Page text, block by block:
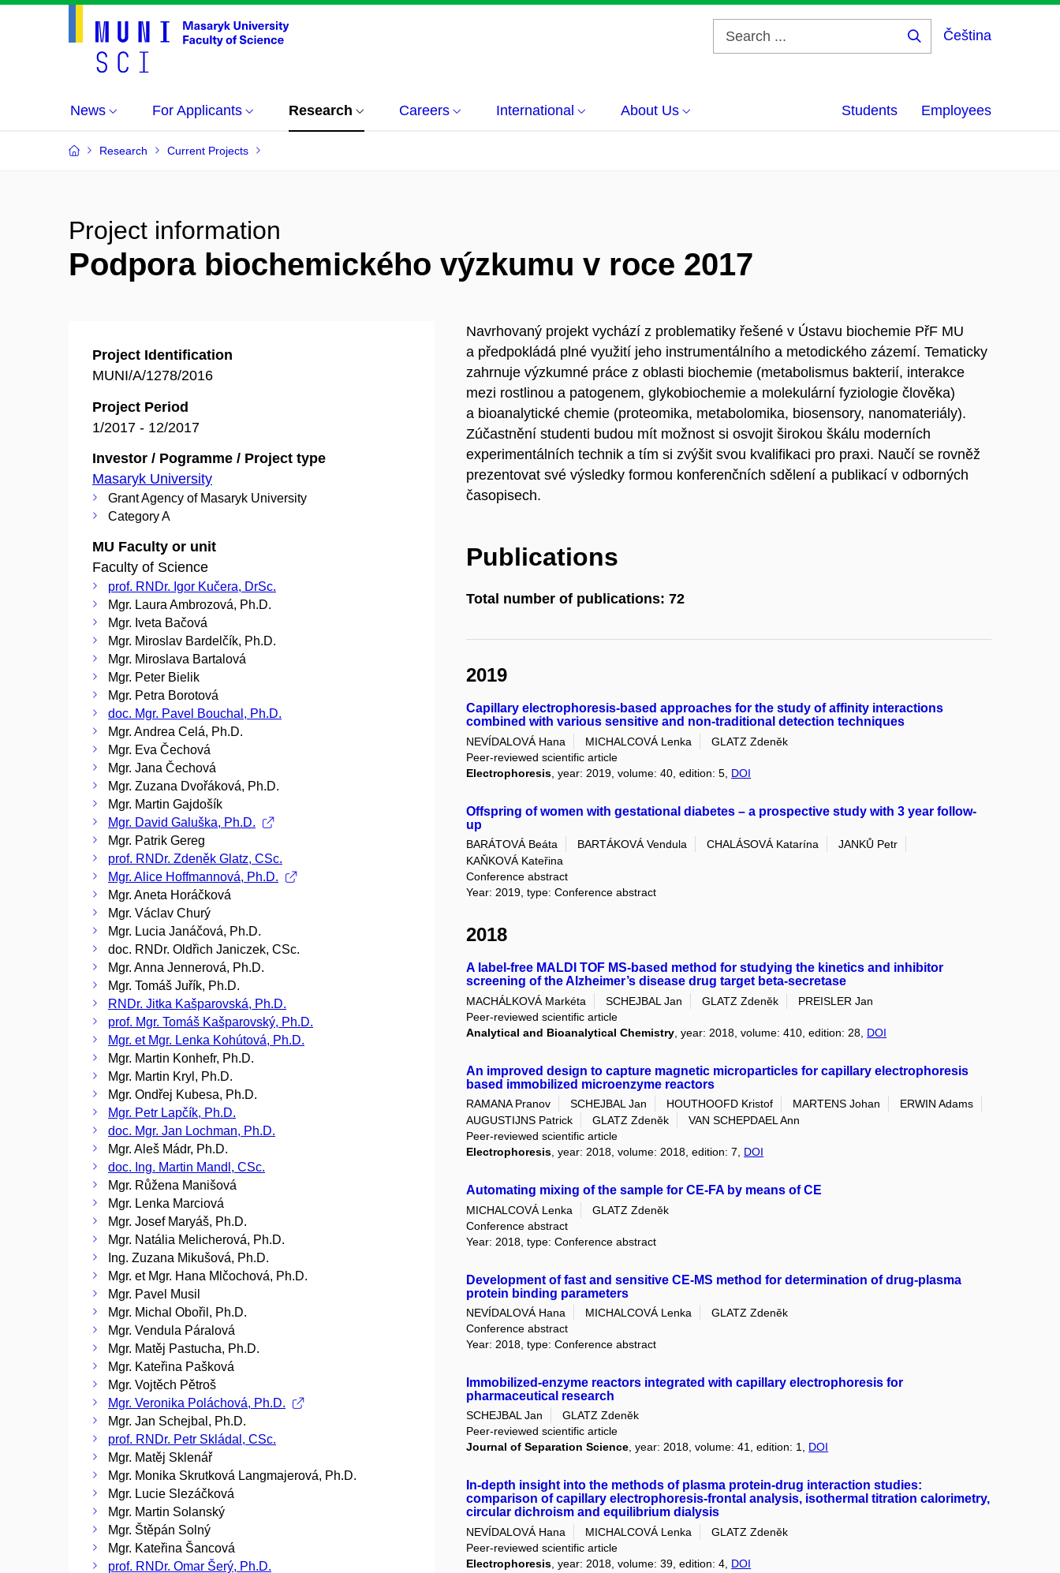
Čeština
News For Applicants Research Careers International About Us Students Employees
Research Current Projects
Project information
Podpora biochemického výzkumu v roce 2017
Project Identification
MUNI/A/1278/2016
Project Period
1/2017 - 12/2017
Investor / Pogramme / Project type
Masaryk University
Grant Agency of Masaryk University
Category A
MU Faculty or unit
Faculty of Science
prof. RNDr. Igor Kučera, DrSc.
Mgr. Laura Ambrozová, Ph.D.
Mgr. Iveta Bačová
Mgr. Miroslav Bardelčík, Ph.D.
Mgr. Miroslava Bartalová
Mgr. Peter Bielik
Mgr. Petra Borotová
doc. Mgr. Pavel Bouchal, Ph.D.
Mgr. Andrea Celá, Ph.D.
Mgr. Eva Čechová
Mgr. Jana Čechová
Mgr. Zuzana Dvořáková, Ph.D.
Mgr. Martin Gajdošík
Mgr. David Galuška, Ph.D.
Mgr. Patrik Gereg
prof. RNDr. Zdeněk Glatz, CSc.
Mgr. Alice Hoffmannová, Ph.D.
Mgr. Aneta Horáčková
Mgr. Václav Churý
Mgr. Lucia Janáčová, Ph.D.
doc. RNDr. Oldřich Janiczek, CSc.
Mgr. Anna Jennerová, Ph.D.
Mgr. Tomáš Juřík, Ph.D.
RNDr. Jitka Kašparovská, Ph.D.
prof. Mgr. Tomáš Kašparovský, Ph.D.
Mgr. et Mgr. Lenka Kohútová, Ph.D.
Mgr. Martin Konhefr, Ph.D.
Mgr. Martin Kryl, Ph.D.
Mgr. Ondřej Kubesa, Ph.D.
Mgr. Petr Lapčík, Ph.D.
doc. Mgr. Jan Lochman, Ph.D.
Mgr. Aleš Mádr, Ph.D.
doc. Ing. Martin Mandl, CSc.
Mgr. Růžena Manišová
Mgr. Lenka Marciová
Mgr. Josef Maryáš, Ph.D.
Mgr. Natália Melicherová, Ph.D.
Ing. Zuzana Mikušová, Ph.D.
Mgr. et Mgr. Hana Mlčochová, Ph.D.
Mgr. Pavel Musil
Mgr. Michal Obořil, Ph.D.
Mgr. Vendula Páralová
Mgr. Matěj Pastucha, Ph.D.
Mgr. Kateřina Pašková
Mgr. Vojtěch Pětroš
Mgr. Veronika Poláchová, Ph.D.
Mgr. Jan Schejbal, Ph.D.
prof. RNDr. Petr Skládal, CSc.
Mgr. Matěj Sklenář
Mgr. Monika Skrutková Langmajerová, Ph.D.
Mgr. Lucie Slezáčková
Mgr. Martin Solanský
Mgr. Štěpán Solný
Mgr. Kateřina Šancová
prof. RNDr. Omar Šerý, Ph.D.
Navrhovaný projekt vychází z problematiky řešené v Ústavu biochemie PřF MU
a předpokládá plné využití jeho instrumentálního a metodického zázemí. Tematicky
zahrnuje výzkumné práce z oblasti biochemie (metabolismus bakterií, interakce
mezi rostlinou a patogenem, glykobiochemie a molekulární fyziologie člověka)
a bioanalytické chemie (proteomika, metabolomika, biosensory, nanomateriály).
Zúčastnění studenti budou mít možnost si osvojit širokou škálu moderních
experimentálních technik a tím si zvýšit svou kvalifikaci pro praxi. Naučí se rovněž
prezentovat své výsledky formou konferenčních sdělení a publikací v odborných
časopisech.
Publications
Total number of publications: 72
2019
Capillary electrophoresis-based approaches for the study of affinity interactions
combined with various sensitive and non-traditional detection techniques
NEVÍDALOVÁ Hana MICHALCOVÁ Lenka
GLATZ Zdeněk
Peer-reviewed scientific article
Electrophoresis , year: 2019, volume: 40, edition: 5, DOI
Offspring of women with gestational diabetes – a prospective study with 3 year follow-
up
BARÁTOVÁ Beáta BARTÁKOVÁ Vendula CHALÁSOVÁ Katarína
JANKŮ Petr
KAŇKOVÁ Kateřina
Conference abstract
Year: 2019, type: Conference abstract
2018
A label-free MALDI TOF MS-based method for studying the kinetics and inhibitor
screening of the Alzheimer’s disease drug target beta-secretase
MACHÁLKOVÁ Markéta SCHEJBAL Jan GLATZ Zdeněk
PREISLER Jan
Peer-reviewed scientific article
Analytical and Bioanalytical Chemistry , year: 2018, volume: 410, edition: 28, DOI
An improved design to capture magnetic microparticles for capillary electrophoresis
based immobilized microenzyme reactors
RAMANA Pranov SCHEJBAL Jan HOUTHOOFD Kristof MARTENS Johan
ERWIN Adams
AUGUSTIJNS Patrick
GLATZ Zdeněk
VAN SCHEPDAEL Ann
Peer-reviewed scientific article
Electrophoresis, year: 2018, volume: 2018, edition: 7, DOI
Automating mixing of the sample for CE-FA by means of CE
MICHALCOVÁ Lenka
GLATZ Zdeněk
Conference abstract
Year: 2018, type: Conference abstract
Development of fast and sensitive CE-MS method for determination of drug-plasma
protein binding parameters
NEVÍDALOVÁ Hana MICHALCOVÁ Lenka
GLATZ Zdeněk
Conference abstract
Year: 2018, type: Conference abstract
Immobilized-enzyme reactors integrated with capillary electrophoresis for
pharmaceutical research
SCHEJBAL Jan
GLATZ Zdeněk
Peer-reviewed scientific article
Journal of Separation Science, year: 2018, volume: 41, edition: 1, DOI
In-depth insight into the methods of plasma protein-drug interaction studies:
comparison of capillary electrophoresis-frontal analysis, isothermal titration calorimetry,
circular dichroism and equilibrium dialysis
NEVÍDALOVÁ Hana MICHALCOVÁ Lenka
GLATZ Zdeněk
Peer-reviewed scientific article
Electrophoresis , year: 2018, volume: 39, edition: 4, DOI